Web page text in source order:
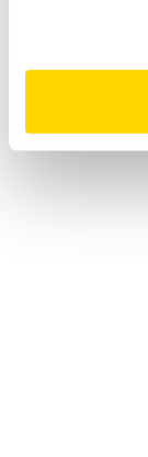
website niet